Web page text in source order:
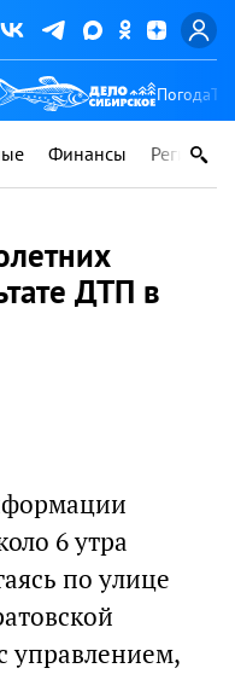
Погода
Финансы Регионы
ДТП в
6 утра
по улице
управлением,